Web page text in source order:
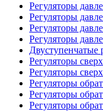
Регуляторы
Регуляторы
Регуляторы
Регуляторы
Двуступенчатые
Регуляторы
Регуляторы
Регуляторы
Регуляторы
Регуляторы